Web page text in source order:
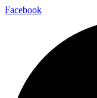
Facebook